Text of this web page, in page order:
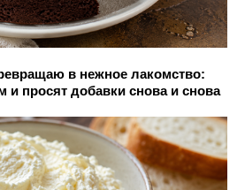
в нежное лакомство:
и просят добавки снова и снова